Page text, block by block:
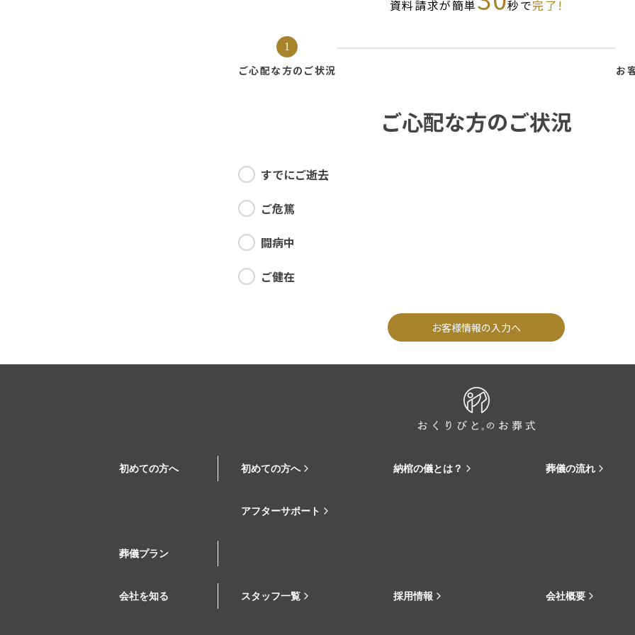
資料請求が簡単 秒で完了!
1
ご心配な方の ご状況 お
ご心配な方のご状況
すでにご逝去
ご危篤
闘病中
ご健在
お客様情報の入力へ
初めての方へ 初めての方へ 納棺の儀とは？ 葬儀の流れ
アフターサポート
葬儀プラン
会社を知る スタッフ一覧 採用情報 会社概要